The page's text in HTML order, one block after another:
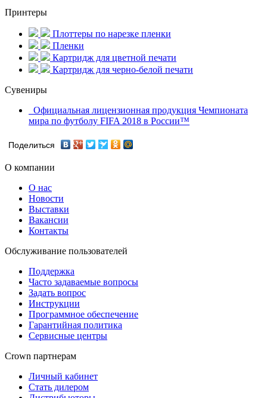
Принтеры
Плоттеры по нарезке пленки
Пленки
Картридж для цветной печати
Картридж для черно-белой печати
Сувениры
Официальная лицензионная продукция Чемпионата
мира по футболу FIFA 2018 в России™
Поделиться
О компании
О нас
Новости
Выставки
Вакансии
Контакты
Обслуживание пользователей
Поддержка
Часто задаваемые вопросы
Задать вопрос
Инструкции
Программное обеспечение
Гарантийная политика
Сервисные центры
Crown партнерам
Личный кабинет
Стать дилером